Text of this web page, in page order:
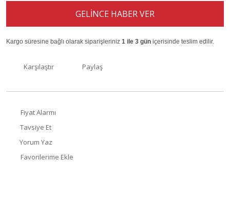
GELİNCE HABER VER
Kargo süresine bağlı olarak siparişleriniz 1 ile 3 gün içerisinde teslim edilir.
Karşılaştır Paylaş
Fiyat Alarmı
Tavsiye Et
Yorum Yaz